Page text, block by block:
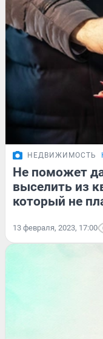
НЕДВИЖИМОСТЬ
Не поможет
выселить из
который не
13 февраля, 2023, 17:00